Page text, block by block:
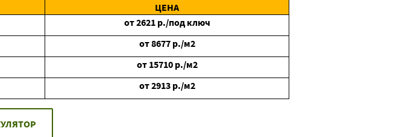
ЦЕНА
от2621 р./под ключ
от8677 р./м2
от 15710 р./м2
от2913 р./м2